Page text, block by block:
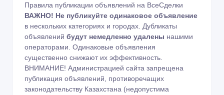
Правила публикации объявлений на ВсеСделки
ВАЖНО! Не публикуйте одинаковое объявление
в нескольких категориях и городах. Дубликаты
объявлений будут немедленно удалены нашими
операторами. Одинаковые объявления
существенно снижают их эффективность.
ВНИМАНИЕ! Администрацией сайта запрещена
публикация объявлений, противоречащих
законодательству Казахстана (недопустима